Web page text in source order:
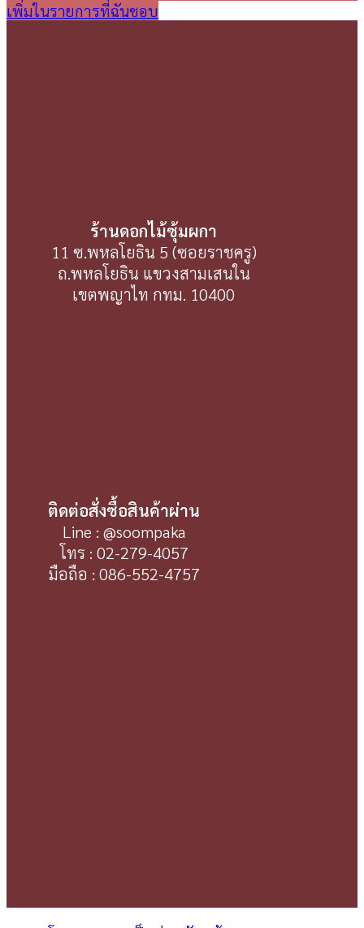
เพิ่มในรายการที่ฉันชอบ
ร้านดอกไม้ซุ้มผกา
11 ซ.พหลโยธิน 5 (ซอยราชครู)
ถ.พหลโยธิน แขวงสามเสนใน
เขตพญาไท กทม. 10400
ติดต่อสั่งซื้อสินค้าผ่าน
Line : @soompaka
โทร : 02-279-4057
มือถือ : 086-552-4757